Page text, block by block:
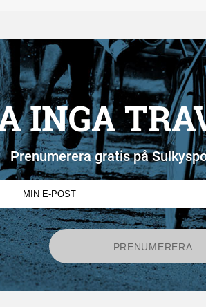
INGA
Prenumerera gratis på